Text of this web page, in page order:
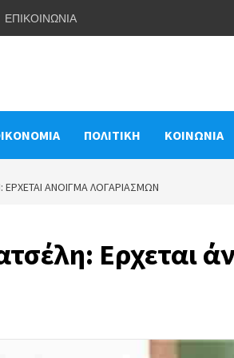
ΕΠΙΚΟΙΝΩΝΙΑ
ΠΟΛΙΤΙΚΗ ΚΟΙΝΩΝΙΑ
ΆΝΟΙΓΜΑ ΛΟΓΑΡΙΑΣΜΏΝ
Ερχεται